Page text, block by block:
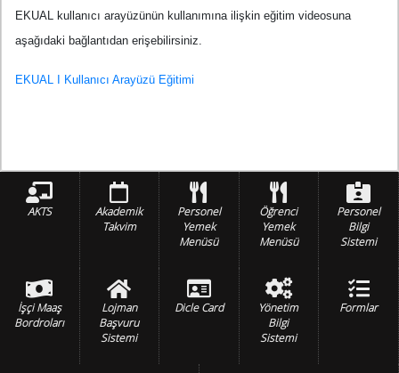
EKUAL kullanıcı arayüzünün kullanımına ilişkin eğitim videosuna
aşağıdaki bağlantıdan erişebilirsiniz.
EKUAL I Kullanıcı Arayüzü Eğitimi
AKTS
Akademik
Takvim
Personel
Yemek
Menüsü
Öğrenci
Yemek
Menüsü
Personel
Bilgi
Sistemi
İşçi Maaş
Bordroları
Lojman
Başvuru
Sistemi
Dicle Card
Yönetim
Bilgi
Sistemi
Formlar